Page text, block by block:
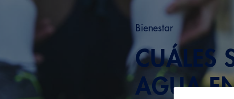
Bienestar
CUÁLES
AGUA